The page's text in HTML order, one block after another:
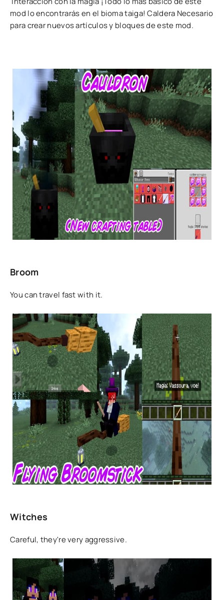
mod lo encontrarás en el bioma taiga! Caldera Necesario
para crear nuevos artículos y bloques de este mod.
Broom
You can travel fast with it.
Witches
Careful, they're very aggressive.